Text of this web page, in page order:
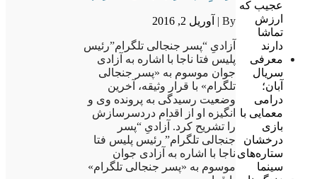
عجیب که
ارزش
تماشا
دارند
معرفی
سریال
آبان؛
درامی
معمایی با
بازی
درخشان
ستاره‌های
سینما
By | آوریل 2, 2016
آزادیِ “پسر جنجالی تلگرام”رئیس
پلیس فتا ناجا با اشاره به آزادی
جوان موسوم به «پسر جنجالی
تلگرام» با قرار وثیقه، آخرین
وضعیت رسیدگی به پرونده وی و
انگیزه او از اقدام دردسرسازش
را تشریح کرد. آزادیِ “پسر
جنجالی تلگرام” رئیس پلیس فتا
ناجا با اشاره به آزادی جوان
موسوم به «پسر جنجالی تلگرام»